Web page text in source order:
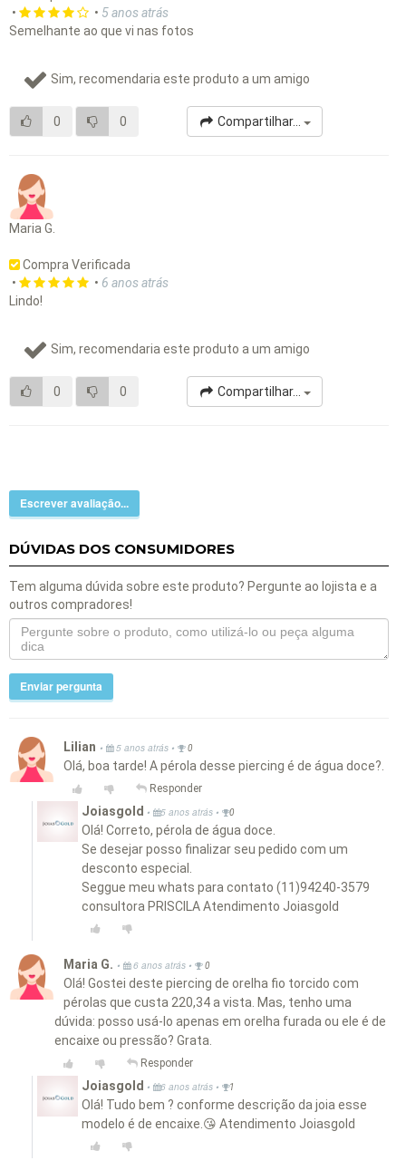
•
• 5 anos atrás
Semelhante ao que vi nas fotos
Sim, recomendaria este produto a um amigo
0 0 Compartilhar...
Maria G.
Compra Verificada
•
• 6 anos atrás
Lindo!
Sim, recomendaria este produto a um amigo
0 0 Compartilhar...
Escrever avaliação...
DÚVIDAS DOS CONSUMIDORES
Tem alguma dúvida sobre este produto? Pergunte ao lojista e a
outros compradores!
Enviar pergunta
Lilian • 5 anos atrás • 0
Olá, boa tarde! A pérola desse piercing é de água doce?.
Responder
Joiasgold • 5 anos atrás • 0
Olá! Correto, pérola de água doce.
Se desejar posso finalizar seu pedido com um
desconto especial.
Seggue meu whats para contato (11)94240-3579
consultora PRISCILA Atendimento Joiasgold
Maria G. • 6 anos atrás • 0
Olá! Gostei deste piercing de orelha fio torcido com
pérolas que custa 220,34 a vista. Mas, tenho uma
dúvida: posso usá-lo apenas em orelha furada ou ele é de
encaixe ou pressão? Grata.
Responder
Joiasgold • 6 anos atrás • 1
Olá! Tudo bem ? conforme descrição da joia esse
modelo é de encaixe.😘 Atendimento Joiasgold